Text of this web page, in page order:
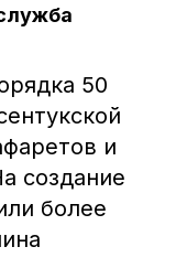
50
и
создание
более